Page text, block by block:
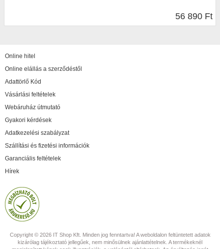
56 890 Ft
Online hitel
Online elállás a szerződéstől
Adattörlő Kód
Vásárlási feltételek
Webáruház útmutató
Gyakori kérdések
Adatkezelési szabályzat
Szállítási és fizetési információk
Garanciális feltételek
Hírek
Copyright © 2026 IT Shop Kft. Minden jog fenntartva! A weboldalon feltüntetett adatok
kizárólag tájékoztató jellegűek, nem minősülnek ajánlattételnek. A termékeknél